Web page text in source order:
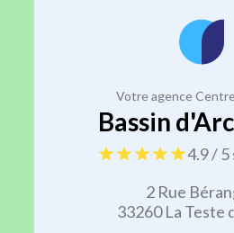
Votre agence
Bassin
4.9 / 5
2 Rue
33260 La Teste